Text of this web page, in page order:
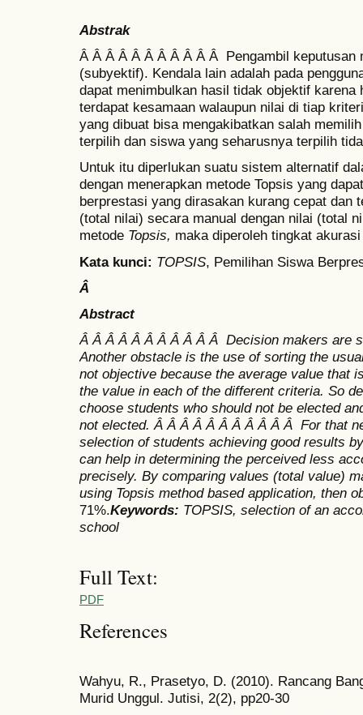
Abstrak
Â Â Â Â Â Â Â Â Â Â Â Pengambil keputusan
(subyektif). Kendala lain adalah pada
dapat menimbulkan hasil tidak objektif
terdapat kesamaan walaupun nilai di tiap
yang dibuat bisa mengakibatkan salah
terpilih dan siswa yang seharusnya terpilih
Untuk itu diperlukan suatu sistem alternatif
dengan menerapkan metode Topsis yang
berprestasi yang dirasakan kurang cepat dan
(total nilai) secara manual dengan nilai (total
metode Topsis, maka diperoleh tingkat
Kata kunci: TOPSIS, Pemilihan Siswa
Â
Abstract
Â Â Â Â Â Â Â Â Â Â Â Decision makers are
Another obstacle is the use of sorting the
not objective because the average value that
the value in each of the different criteria. So
choose students who should not be elected
not elected.Â Â Â Â Â Â Â Â Â Â Â For that
selection of students achieving good results
can help in determining the perceived less
precisely. By comparing values (total value)
using Topsis method based application, then
71%.Keywords: TOPSIS, selection of an
school
Full Text:
PDF
References
Wahyu, R., Prasetyo, D. (2010). Rancang
Murid Unggul. Jutisi, 2(2), pp20-30